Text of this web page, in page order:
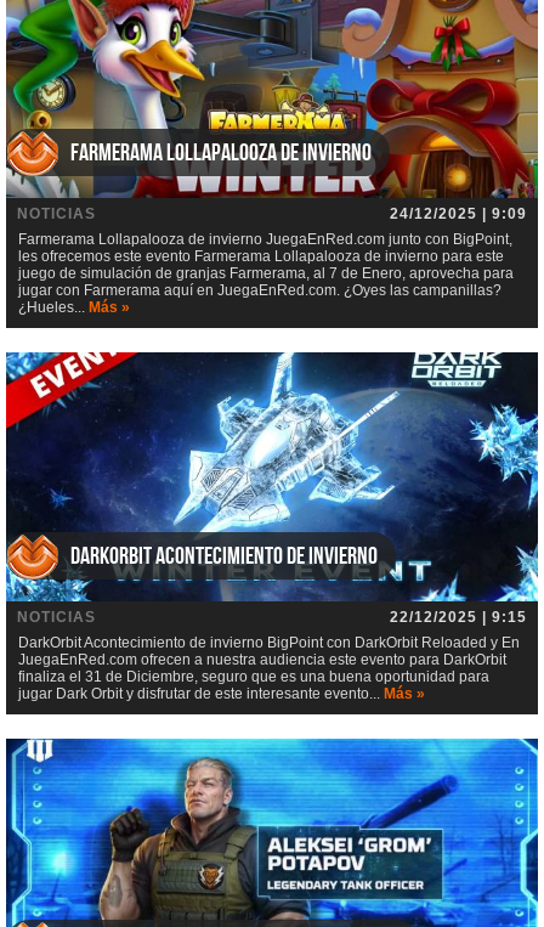
Farmerama Lollapalooza de invierno
NOTICIAS
24/12/2025 | 9:09
Farmerama Lollapalooza de invierno JuegaEnRed.com junto con BigPoint,
les ofrecemos este evento Farmerama Lollapalooza de invierno para este
juego de simulación de granjas Farmerama, al 7 de Enero, aprovecha para
jugar con Farmerama aquí en JuegaEnRed.com. ¿Oyes las campanillas?
¿Hueles... Más »
DarkOrbit Acontecimiento de invierno
NOTICIAS
22/12/2025 | 9:15
DarkOrbit Acontecimiento de invierno BigPoint con DarkOrbit Reloaded y En
JuegaEnRed.com ofrecen a nuestra audiencia este evento para DarkOrbit
finaliza el 31 de Diciembre, seguro que es una buena oportunidad para
jugar Dark Orbit y disfrutar de este interesante evento... Más »